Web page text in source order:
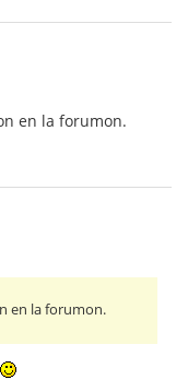
en la forumon.
en la forumon.